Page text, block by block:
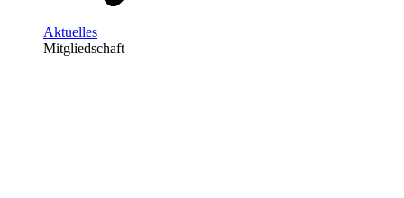
Aktuelles
Mitgliedschaft